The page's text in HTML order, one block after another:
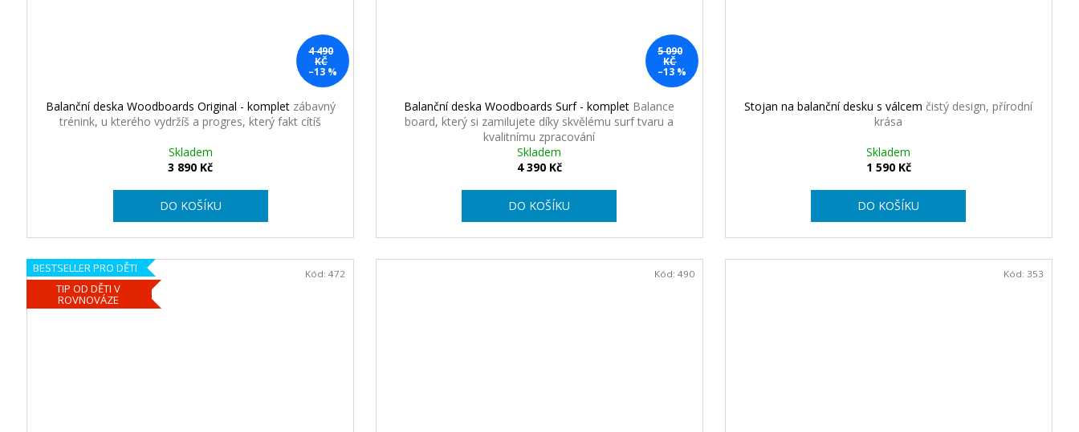
ý
c
h
4 490
KČ
–13 %
Balanční deska Woodboards Original - komplet zábavný
trénink, u kterého vydržíš a progres, který fakt cítíš
Skladem
3 890 Kč
DO KOŠÍKU
5 090
KČ
–13 %
Balanční deska Woodboards Surf - komplet Balance
board, který si zamilujete díky skvělému surf tvaru a
kvalitnímu zpracování
Skladem
4 390 Kč
DO KOŠÍKU
Stojan na balanční desku s válcemčistý design, přírodní
krása
Skladem
1 590 Kč
DO KOŠÍKU
BESTSELLER PRO DĚTI
TIP OD DĚTI V
ROVNOVÁZE
Kód:472 Kód: 490 Kód: 353